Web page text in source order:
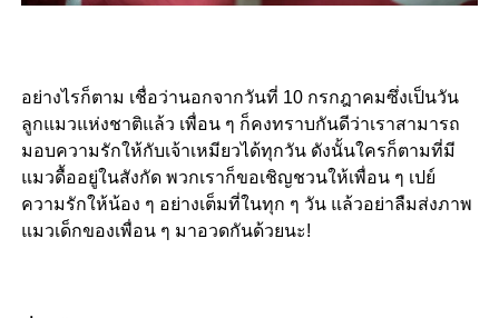
อย่างไรก็ตาม เชื่อว่านอกจากวันที่ 10 กรกฎาคมซึ่งเป็นวัน
ลูกแมวแห่งชาติแล้ว เพื่อน ๆ ก็คงทราบกันดีว่าเราสามารถ
มอบความรักให้กับเจ้าเหมียวได้ทุกวัน ดังนั้นใครก็ตามที่มี
แมวดื้ออยู่ในสังกัด พวกเราก็ขอเชิญชวนให้เพื่อน ๆ เปย์
ความรักให้น้อง ๆ อย่างเต็มที่ในทุก ๆ วัน แล้วอย่าลืมส่งภาพ
แมวเด็กของเพื่อน ๆ มาอวดกันด้วยนะ!